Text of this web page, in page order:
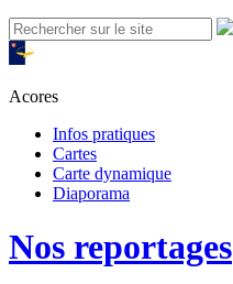
Acores
Infos pratiques
Cartes
Carte dynamique
Diaporama
Nos reportages